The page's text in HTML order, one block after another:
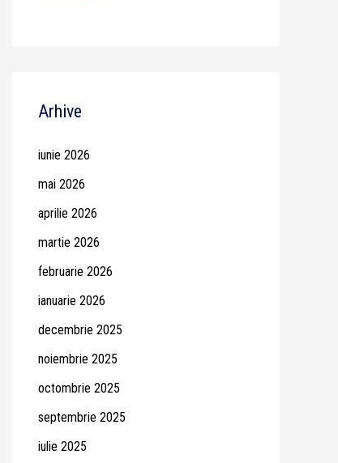
Arhive
iunie 2026
mai 2026
aprilie 2026
martie 2026
februarie 2026
ianuarie 2026
decembrie 2025
noiembrie 2025
octombrie 2025
septembrie 2025
iulie 2025